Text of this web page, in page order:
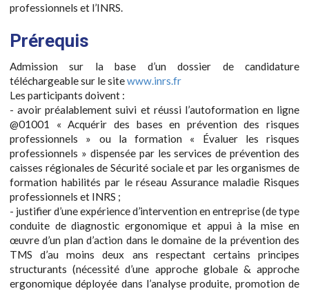
professionnels et l’INRS.
Prérequis
Admission sur la base d’un dossier de candidature
téléchargeable sur le sitewww.inrs.fr
Les participants doivent :
- avoir préalablement suivi et réussi l’autoformation en ligne
@01001 « Acquérir des bases en prévention des risques
professionnels » ou la formation « Évaluer les risques
professionnels » dispensée par les services de prévention des
caisses régionales de Sécurité sociale et par les organismes de
formation habilités par le réseau Assurance maladie Risques
professionnels et INRS ;
- justifier d’une expérience d’intervention en entreprise (de type
conduite de diagnostic ergonomique et appui à la mise en
œuvre d’un plan d’action dans le domaine de la prévention des
TMS d’au moins deux ans respectant certains principes
structurants (nécessité d’une approche globale & approche
ergonomique déployée dans l’analyse produite, promotion de